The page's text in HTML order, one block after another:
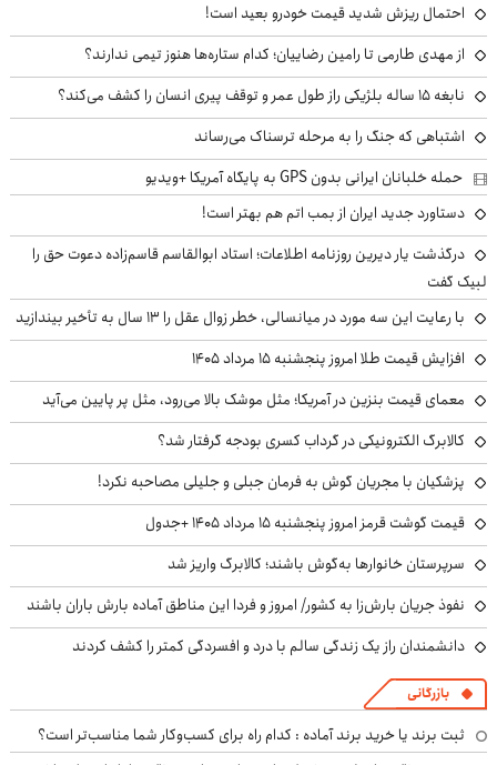
احتمال ریزش شدید قیمت خودرو بعید است!
از مهدی طارمی تا رامین رضاییان؛ کدام ستاره‌ها هنوز تیمی ندارند؟
نابغه ۱۵ ساله بلژیکی راز طول عمر و توقف پیری انسان را کشف می‌کند؟
اشتباهی که جنگ را به مرحله ترسناک می‌رساند
حمله خلبانان ایرانی بدون GPS به پایگاه آمریکا +ویدیو
دستاورد جدید ایران از بمب اتم هم بهتر است!
درگذشت یار دیرین روزنامه اطلاعات؛ استاد ابوالقاسم قاسم‌زاده دعوت حق را
لبیک گفت
با رعایت این سه مورد در میانسالی، خطر زوال عقل را ۱۳ سال به تأخیر بیندازید
افزایش قیمت طلا امروز پنجشنبه ۱۵ مرداد ۱۴۰۵
معمای قیمت بنزین در آمریکا؛ مثل موشک بالا می‌رود، مثل پر پایین می‌آید
کالابرگ الکترونیکی در گرداب کسری بودجه گرفتار شد؟
پزشکیان با مجریان گوش به فرمان جبلی و جلیلی مصاحبه نکرد!
قیمت گوشت قرمز امروز پنجشنبه ۱۵ مرداد ۱۴۰۵ +جدول
سرپرستان خانوارها به‌گوش باشند؛ کالابرگ واریز شد
نفوذ جریان بارش‌زا به کشور/ امروز و فردا این مناطق آماده بارش باران باشند
دانشمندان راز یک زندگی سالم با درد و افسردگی کمتر را کشف کردند
بازرگانی
ثبت برند یا خرید برند آماده : کدام راه برای کسب‌وکار شما مناسب‌تر است؟